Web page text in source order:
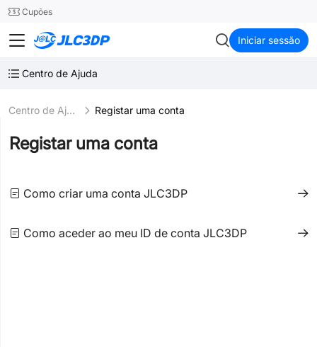
24SMTCupões
JLC3DP Iniciar sessão
Centro de Ajuda
Centro de Ajuda Registar uma conta
Registar uma conta
Como criar uma conta JLC3DP
Como aceder ao meu ID de conta JLC3DP